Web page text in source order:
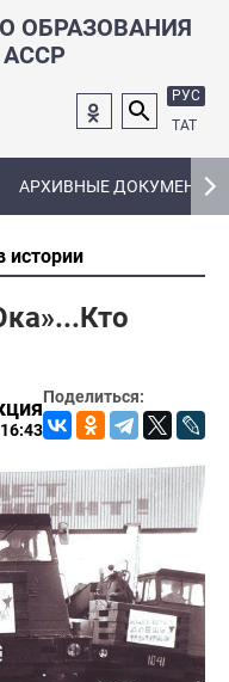
ОБРАЗОВАНИЯ
РУС
ТАТ
АРХИВНЫЕ ДОКУМЕНТЫ
истории
Поделиться: